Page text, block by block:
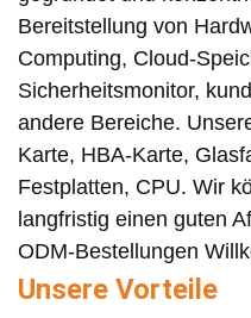
Bereitstellung von
Computing, Cloud-
Sicherheitsmonitor,
andere Bereiche.
Karte, HBA-Karte,
Festplatten, CPU. Wir
langfristig einen guten
ODM-Bestellungen
Unsere Vorteile